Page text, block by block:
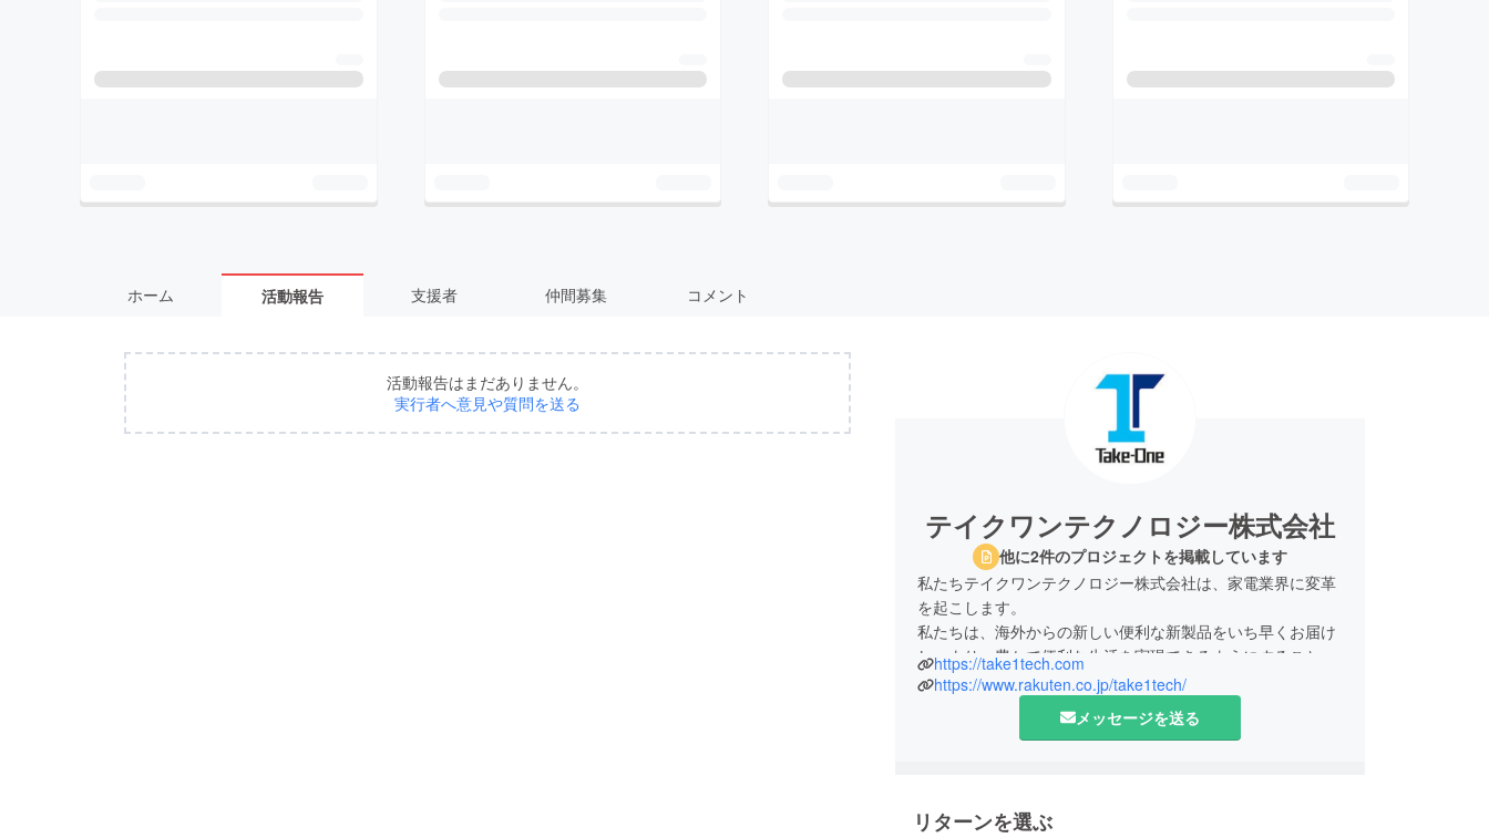
ホーム 活動報告 支援者 仲間募集 コメント
活動報告はまだありません。
実行者へ意見や質問を送る
テイクワンテクノロジー株式会社
他に2件のプロジェクトを掲載しています
私たちテイクワンテクノロジー株式会社は、家電業界に変革
を起こします。
私たちは、海外からの新しい便利な新製品をいち早くお届け
し、より、豊かで便利な生活を実現できるようにすること、
家事の負担をもっと減らすことを事業目的にしています。一
つのアプリから、ロボット掃除機やペット自動給餌器、空気
清浄機などの様々な家電製品を統一してコントロールし、外
できる。そんな時代が始まりました。
https://take1tech.com
https://www.rakuten.co.jp/take1tech/
メッセージを送る
リターンを選ぶ